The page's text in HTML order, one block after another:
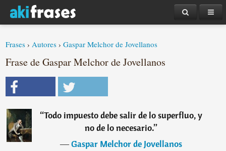
Frases ›Autores ›Gaspar Melchor de Jovellanos
Frase de Gaspar Melchor de Jovellanos
“Todo impuesto debe salir de lo superfluo, y
no de lo necesario.”
―Gaspar Melchor de Jovellanos